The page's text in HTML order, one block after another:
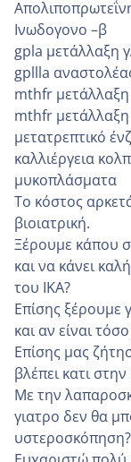
Ινωδογονο –β
gpla μετάλλαξη
gpllla
mthfr μετάλλαξη
mthfr μετάλλαξη
μετατρεπτικό
καλλιέργεια
μυκοπλάσματα
Το κόστος
βιοιατρική.
Ξέρουμε κάπου
και να κάνει
του ΙΚΑ?
Επίσης ξέρουμε
και αν είναι
Επίσης μας
βλέπει κατι
Με την
γιατρο δεν θα
υστεροσκόπηση?